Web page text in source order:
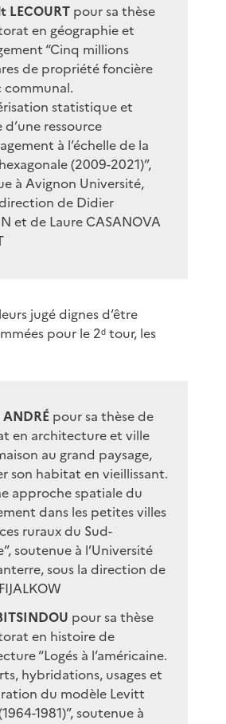
LECOURT pour sa thèse
en géographie et
“Cinq millions
de propriété foncière
statistique et
ressource
à l’échelle de la
(2009-2021)”,
à Avignon Université,
de Didier
et de Laure CASANOVA
jugé dignes d’être
pour le 2ᵈ tour, les
pour sa thèse de
en architecture et ville
au grand paysage,
son habitat en vieillissant.
approche spatiale du
dans les petites villes
ruraux du Sud-
soutenue à l’Université
sous la direction de
pour sa thèse
en histoire de
“Logés à l’américaine.
hybridations, usages et
du modèle Levitt
1981)”, soutenue à